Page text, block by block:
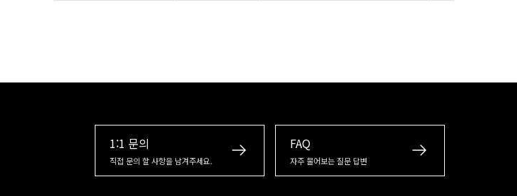
1:1 문의
직접 문의 할 사항을 남겨주세요.
FAQ
자주 물어보는 질문 답변